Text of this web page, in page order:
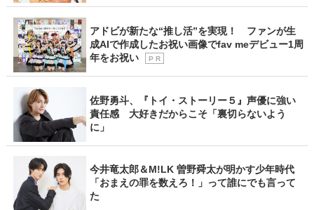
アドビが新たな“推し活”を実現！ ファンが生
成AIで作成したお祝い画像でfav meデビュー1周
年をお祝い
P R
佐野勇斗、『トイ・ストーリー５』声優に強い
責任感 大好きだからこそ「裏切らないよう
に」
今井竜太郎＆M!LK 曽野舜太が明かす少年時代
「おまえの罪を数えろ！」って誰にでも言って
た